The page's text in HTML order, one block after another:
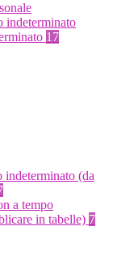
indeterminato
17
indeterminato (da
a tempo
in tabelle) 7